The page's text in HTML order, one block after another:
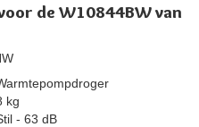
de W10844BW van
kg
- 63 dB